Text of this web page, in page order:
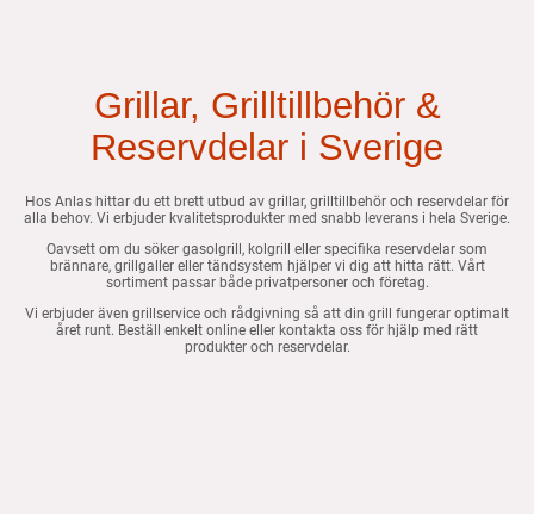
Grillar, Grilltillbehör &
Reservdelar i Sverige
Hos Anlas hittar du ett brett utbud av grillar, grilltillbehör och reservdelar för
alla behov. Vi erbjuder kvalitetsprodukter med snabb leverans i hela Sverige.
Oavsett om du söker gasolgrill, kolgrill eller specifika reservdelar som
brännare, grillgaller eller tändsystem hjälper vi dig att hitta rätt. Vårt
sortiment passar både privatpersoner och företag.
Vi erbjuder även grillservice och rådgivning så att din grill fungerar optimalt
året runt. Beställ enkelt online eller kontakta oss för hjälp med rätt
produkter och reservdelar.